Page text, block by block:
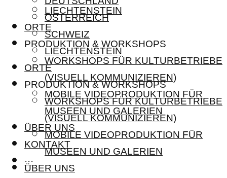
LIECHTENSTEIN
ORTE
PRODUKTION & WORKSHOPS
WORKSHOPS FÜR KULTURBETRIEBE
(VISUELL KOMMUNIZIEREN)
MOBILE VIDEOPRODUKTION FÜR
MUSEEN UND GALERIEN
ÜBER UNS
KONTAKT
···
ÖSTERREICH
SCHWEIZ
LIECHTENSTEIN
ORTE
PRODUKTION & WORKSHOPS
WORKSHOPS FÜR KULTURBETRIEBE
(VISUELL KOMMUNIZIEREN)
MOBILE VIDEOPRODUKTION FÜR
MUSEEN UND GALERIEN
ÜBER UNS